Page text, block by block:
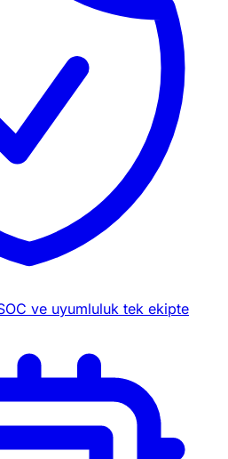
ve uyumluluk tek ekipte